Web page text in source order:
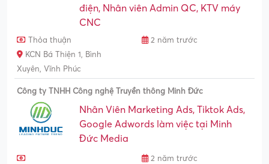
điện, Nhân viên Admin QC, KTV máy
CNC
Thỏa thuận
2 năm trước
KCN Bá Thiện 1, Bình
Xuyên, Vĩnh Phúc
Công ty TNHH Công nghệ Truyền thông Minh Đức
Nhân Viên Marketing Ads, Tiktok Ads,
Google Adwords làm việc tại Minh
Đức Media
2 năm trước